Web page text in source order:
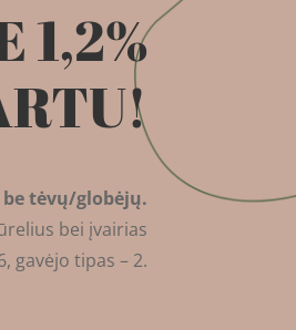
1,2%
tėvų/globėjų.
bei įvairias
gavėjo tipas – 2.